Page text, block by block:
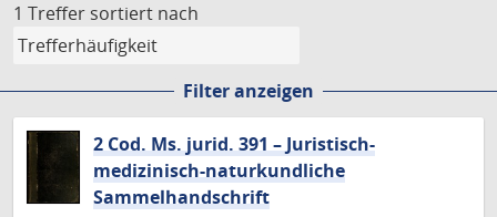
1 Treffer sortiert nach
Filter anzeigen
2 Cod. Ms. jurid. 391 – Juristisch-
medizinisch-naturkundliche
Sammelhandschrift